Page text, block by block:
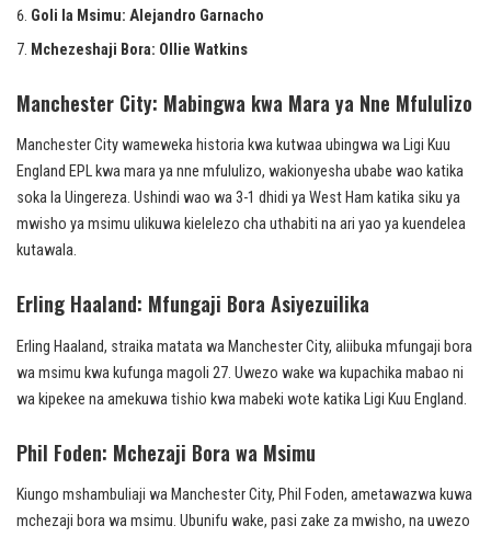
Goli la Msimu: Alejandro Garnacho
Mchezeshaji Bora: Ollie Watkins
Manchester City: Mabingwa kwa Mara ya Nne Mfululizo
Manchester City wameweka historia kwa kutwaa ubingwa wa Ligi Kuu
England EPL kwa mara ya nne mfululizo, wakionyesha ubabe wao katika
soka la Uingereza. Ushindi wao wa 3-1 dhidi ya West Ham katika siku ya
mwisho ya msimu ulikuwa kielelezo cha uthabiti na ari yao ya kuendelea
kutawala.
Erling Haaland: Mfungaji Bora Asiyezuilika
Erling Haaland, straika matata wa Manchester City, aliibuka mfungaji bora
wa msimu kwa kufunga magoli 27. Uwezo wake wa kupachika mabao ni
wa kipekee na amekuwa tishio kwa mabeki wote katika Ligi Kuu England.
Phil Foden: Mchezaji Bora wa Msimu
Kiungo mshambuliaji wa Manchester City, Phil Foden, ametawazwa kuwa
mchezaji bora wa msimu. Ubunifu wake, pasi zake za mwisho, na uwezo